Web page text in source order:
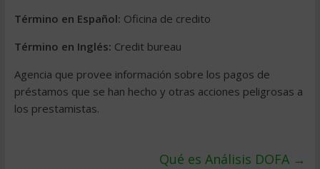
Término en Español: Oficina de credito
Término en Inglés: Credit bureau
Agencia que provee información sobre los pagos de
préstamos que se han hecho y otras acciones peligrosas a
los prestamistas.
Qué es Análisis DOFA →